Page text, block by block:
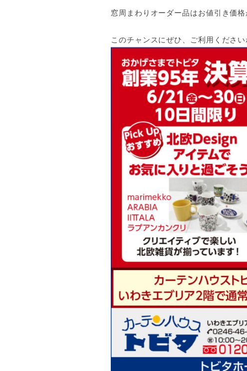
窓周まわりオーダー品はお値引き価格
このチャンスにぜひ、ご利用ください